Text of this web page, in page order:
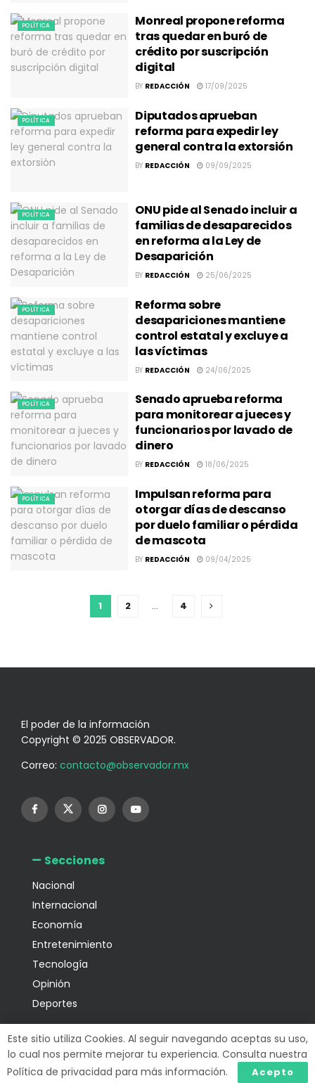
POLÍTICA
Monreal propone reforma
tras quedar en buró de
crédito por suscripción
digital
BY REDACCIÓN 17/09/2025
POLÍTICA
Diputados aprueban
reforma para expedir ley
general contra la extorsión
BY REDACCIÓN 09/09/2025
POLÍTICA
ONU pide al Senado incluir a
familias de desaparecidos
en reforma a la Ley de
Desaparición
BY REDACCIÓN 25/06/2025
POLÍTICA
Reforma sobre
desapariciones mantiene
control estatal y excluye a
las víctimas
BY REDACCIÓN 24/06/2025
POLÍTICA
Senado aprueba reforma
para monitorear a jueces y
funcionarios por lavado de
dinero
BY REDACCIÓN 18/06/2025
POLÍTICA
Impulsan reforma para
otorgar días de descanso
por duelo familiar o pérdida
de mascota
BY REDACCIÓN 09/04/2025
1 2 … 4
El poder de la información
Copyright © 2025 OBSERVADOR.
Correo: contacto@observador.mx
Secciones
Nacional
Internacional
Economía
Entretenimiento
Tecnología
Opinión
Deportes
Información
Este sitio utiliza Cookies. Al seguir navegando aceptas su uso,
lo cual nos permite mejorar tu experiencia. Consulta nuestra
Política de privacidad para más información.
Acepto